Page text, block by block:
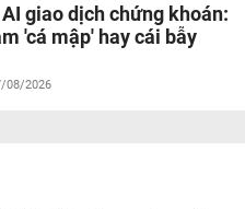
giao dịch chứng khoán:
'cá mập' hay cái bẫy
08/2026